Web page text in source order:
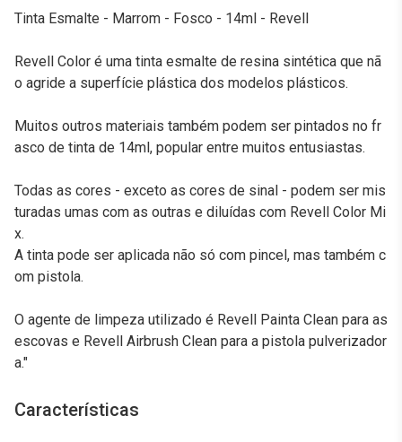
Tinta Esmalte - Marrom - Fosco - 14ml - Revell
Revell Color é uma tinta esmalte de resina sintética que nã
o agride a superfície plástica dos modelos plásticos.
Muitos outros materiais também podem ser pintados no fr
asco de tinta de 14ml, popular entre muitos entusiastas.
Todas as cores - exceto as cores de sinal - podem ser mis
turadas umas com as outras e diluídas com Revell Color Mi
x.
A tinta pode ser aplicada não só com pincel, mas também c
om pistola.
O agente de limpeza utilizado é Revell Painta Clean para as
escovas e Revell Airbrush Clean para a pistola pulverizador
a."
Características